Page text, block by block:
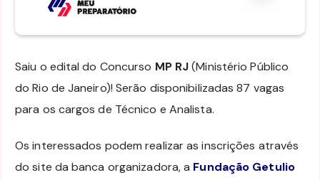
Saiu o edital do Concurso MP RJ(Ministério Público
do Rio de Janeiro)! Serão disponibilizadas 87 vagas
para os cargos de Técnico e Analista.
Os interessados podem realizar as inscrições através
do site da banca organizadora, a Fundação Getulio